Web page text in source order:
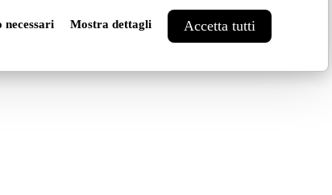
necessari Mostra dettagli Accetta tutti